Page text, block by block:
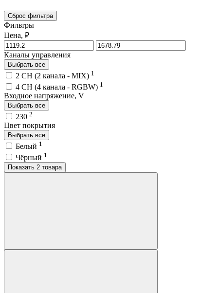
Сброс фильтра
Фильтры
Цена, ₽
Каналы управления
Выбрать все
2 CH (2 канала - MIX) 1
4 CH (4 канала - RGBW) 1
Входное напряжение, V
Выбрать все
230 2
Цвет покрытия
Выбрать все
Белый 1
Чёрный 1
Показать 2 товара